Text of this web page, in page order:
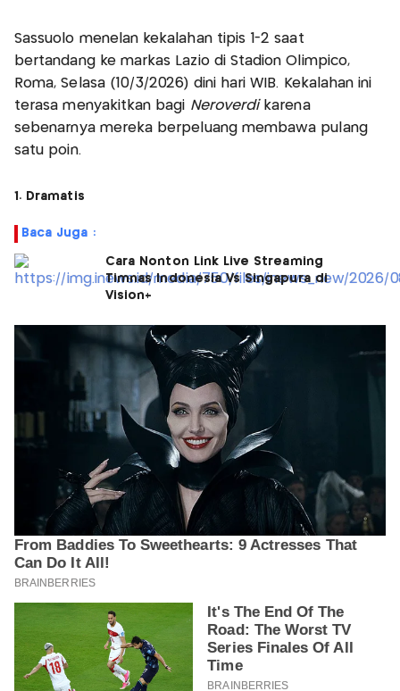
Sassuolo menelan kekalahan tipis 1-2 saat
bertandang ke markas Lazio di Stadion Olimpico,
Roma, Selasa (10/3/2026) dini hari WIB. Kekalahan ini
terasa menyakitkan bagi Neroverdi karena
sebenarnya mereka berpeluang membawa pulang
satu poin.
1. Dramatis
Baca Juga :
Cara Nonton Link Live Streaming
Timnas Indonesia Vs Singapura di
Vision+